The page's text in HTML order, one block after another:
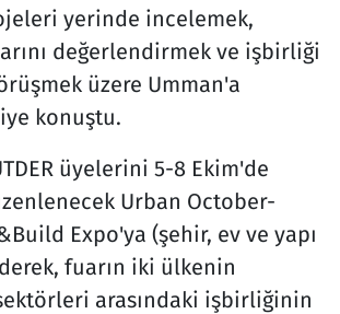
yerinde incelemek,
değerlendirmek ve işbirliği
üzere Umman'a
konuştu.
üyelerini 5-8 Ekim'de
Urban October-
Expo'ya (şehir, ev ve yapı
fuarın iki ülkenin
arasındaki işbirliğinin